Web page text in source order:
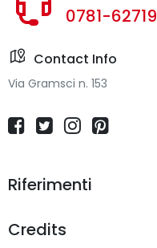
Lunghezza cavo
Colore
Tecnologia di
0781-62719
Contact Info
Via Gramsci n. 153
Riferimenti
Credits